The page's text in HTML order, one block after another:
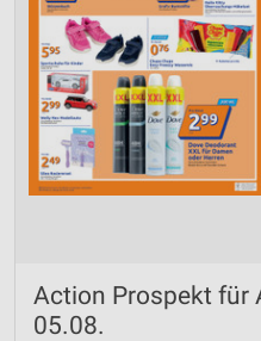
Action Prospekt für
05.08.